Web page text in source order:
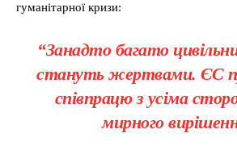
гуманітарної кризи:
“Занадто багато
стануть жертвами. ЄС
співпрацю з усіма
мирного